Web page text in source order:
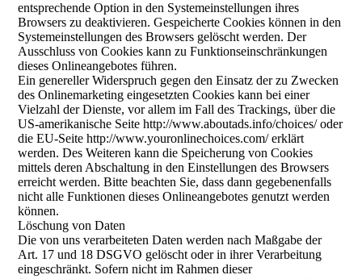
entsprechende Option in den Systemeinstellungen ihres
Browsers zu deaktivieren. Gespeicherte Cookies können in den
Systemeinstellungen des Browsers gelöscht werden. Der
Ausschluss von Cookies kann zu Funktionseinschränkungen
dieses Onlineangebotes führen.
Ein genereller Widerspruch gegen den Einsatz der zu Zwecken
des Onlinemarketing eingesetzten Cookies kann bei einer
Vielzahl der Dienste, vor allem im Fall des Trackings, über die
US-amerikanische Seite http://www.aboutads.info/choices/ oder
die EU-Seite http://www.youronlinechoices.com/ erklärt
werden. Des Weiteren kann die Speicherung von Cookies
mittels deren Abschaltung in den Einstellungen des Browsers
erreicht werden. Bitte beachten Sie, dass dann gegebenenfalls
nicht alle Funktionen dieses Onlineangebotes genutzt werden
können.
Löschung von Daten
Die von uns verarbeiteten Daten werden nach Maßgabe der
Art. 17 und 18 DSGVO gelöscht oder in ihrer Verarbeitung
eingeschränkt. Sofern nicht im Rahmen dieser